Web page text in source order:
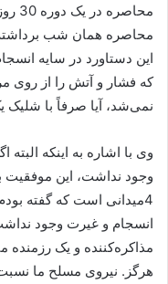
محاصره همان شب برداشته
این دستاورد در سایه
که فشار و آتش را از روی
نمی‌شد، آیا صرفاً با شلیک
وی با اشاره به اینکه
وجود نداشت، این
4میدانی است که گفته
انسجام و غیرت وجود
مذاکره‌کننده و یک
هرگز. نیروی مسلح ما